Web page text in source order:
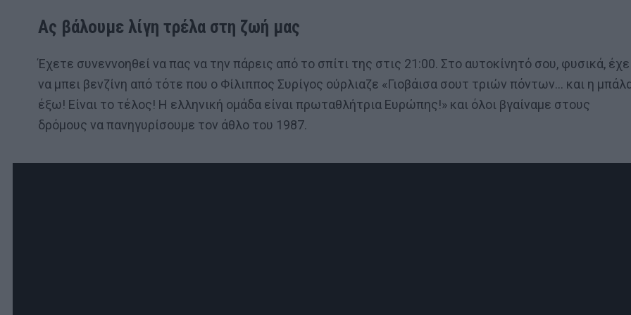
Ας βάλουμε λίγη τρέλα στη ζωή μας
Έχετε συνεννοηθεί να πας να την πάρεις από το σπίτι της στις 21:00. Στο αυτοκίνητό σου, φυσικά,
να μπει βενζίνη από τότε που ο Φίλιππος Συρίγος ούρλιαζε «Γιοβάισα σουτ τριών πόντων… και η
έξω! Είναι το τέλος! Η ελληνική ομάδα είναι πρωταθλήτρια Ευρώπης!» και όλοι βγαίναμε στους
δρόμους να πανηγυρίσουμε τον άθλο του 1987.